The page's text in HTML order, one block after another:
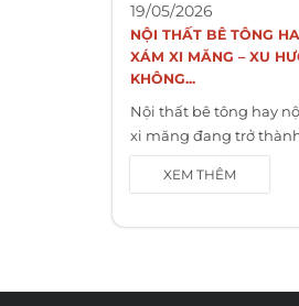
19/05/2026
NỘI THẤT BÊ TÔNG
XÁM XI MĂNG – XU
KHÔNG...
Nội thất bê tông hay
xi măng đang trở
XEM THÊM